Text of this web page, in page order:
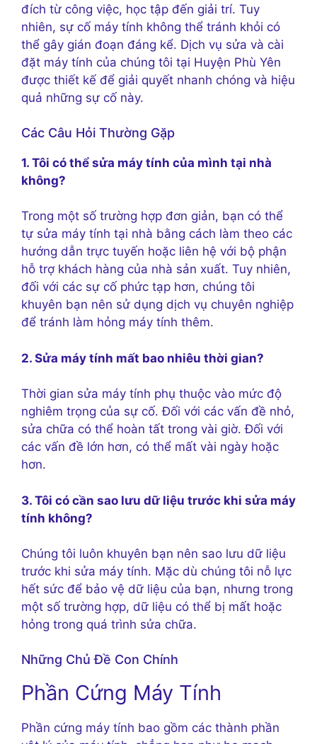
đích từ công việc, học tập đến giải trí. Tuy
nhiên, sự cố máy tính không thể tránh khỏi có
thể gây gián đoạn đáng kể. Dịch vụ sửa và cài
đặt máy tính của chúng tôi tại Huyện Phù Yên
được thiết kế để giải quyết nhanh chóng và hiệu
quả những sự cố này.
Các Câu Hỏi Thường Gặp
1. Tôi có thể sửa máy tính của mình tại nhà
không?
Trong một số trường hợp đơn giản, bạn có thể
tự sửa máy tính tại nhà bằng cách làm theo các
hướng dẫn trực tuyến hoặc liên hệ với bộ phận
hỗ trợ khách hàng của nhà sản xuất. Tuy nhiên,
đối với các sự cố phức tạp hơn, chúng tôi
khuyên bạn nên sử dụng dịch vụ chuyên nghiệp
để tránh làm hỏng máy tính thêm.
2. Sửa máy tính mất bao nhiêu thời gian?
Thời gian sửa máy tính phụ thuộc vào mức độ
nghiêm trọng của sự cố. Đối với các vấn đề nhỏ,
sửa chữa có thể hoàn tất trong vài giờ. Đối với
các vấn đề lớn hơn, có thể mất vài ngày hoặc
hơn.
3. Tôi có cần sao lưu dữ liệu trước khi sửa máy
tính không?
Chúng tôi luôn khuyên bạn nên sao lưu dữ liệu
trước khi sửa máy tính. Mặc dù chúng tôi nỗ lực
hết sức để bảo vệ dữ liệu của bạn, nhưng trong
một số trường hợp, dữ liệu có thể bị mất hoặc
hỏng trong quá trình sửa chữa.
Những Chủ Đề Con Chính
Phần Cứng Máy Tính
Phần cứng máy tính bao gồm các thành phần